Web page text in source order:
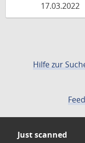
17.03.2022
Hilfe zur
Just scanned